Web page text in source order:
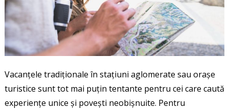
Vacanțele tradiționale în stațiuni aglomerate sau orașe
turistice sunt tot mai puțin tentante pentru cei care caută
experiențe unice și povești neobișnuite. Pentru